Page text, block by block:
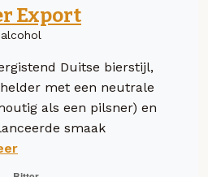
Export
Duitse bierstijl,
met een neutrale
als een pilsner) en
smaak